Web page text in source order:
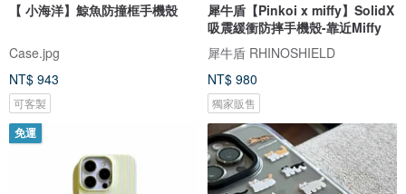
【 小海洋】鯨魚防撞框手機殼
Case.jpg
NT$ 943
可客製
犀牛盾【Pinkoi x miffy】SolidX
吸震緩衝防摔手機殼-靠近Miffy
犀牛盾 RHINOSHIELD
NT$ 980
獨家販售
免運